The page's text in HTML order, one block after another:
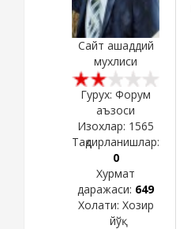
Сайт ашаддий
мухлиси
Гурух: Форум
аъзоси
Изохлар: 1565
Тақдирланишлар:
0
Хурмат
даражаси: 649
Холати: Хозир
йўқ